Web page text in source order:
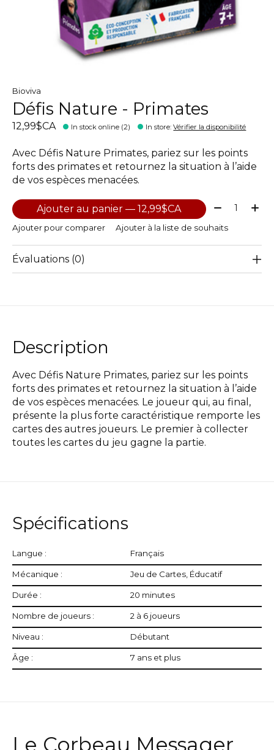
Bioviva
Défis Nature - Primates
12,99$CA In stock online (2) In store:Vérifier la disponibilité
Avec Défis Nature Primates, pariez sur les points
forts des primates et retournez la situation à l’aide
de vos espèces menacées.
Ajouter au panier — 12,99$CA Quantité:
Ajouter pour comparer Ajouter à la liste de souhaits
Évaluations (0)
Description
Avec Défis Nature Primates, pariez sur les points
forts des primates et retournez la situation à l’aide
de vos espèces menacées. Le joueur qui, au final,
présente la plus forte caractéristique remporte les
cartes des autres joueurs. Le premier à collecter
toutes les cartes du jeu gagne la partie.
Spécifications
Langue : Français
Mécanique : Jeu de Cartes, Éducatif
Durée : 20 minutes
Nombre de joueurs : 2 à 6 joueurs
Niveau : Débutant
Âge : 7 ans et plus
Le Corbeau Messager